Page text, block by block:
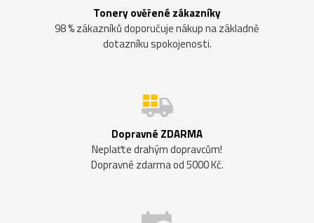
Tonery ověřené zákazníky
98 % zákazníků doporučuje nákup na základně
dotazníku spokojenosti.
Dopravné ZDARMA
Neplaťte drahým dopravcům!
Dopravné zdarma od 5000 Kč.